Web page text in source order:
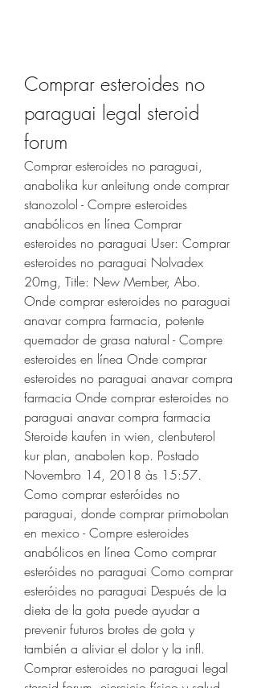
Comprar esteroides no
paraguai legal steroid
forum
Comprar esteroides no paraguai,
anabolika kur anleitung onde comprar
stanozolol - Compre esteroides
anabólicos en línea Comprar
esteroides no paraguai User: Comprar
esteroides no paraguai Nolvadex
20mg, Title: New Member, Abo.
Onde comprar esteroides no paraguai
anavar compra farmacia, potente
quemador de grasa natural - Compre
esteroides en línea Onde comprar
esteroides no paraguai anavar compra
farmacia Onde comprar esteroides no
paraguai anavar compra farmacia
Steroide kaufen in wien, clenbuterol
kur plan, anabolen kop. Postado
Novembro 14, 2018 às 15:57.
Como comprar esteróides no
paraguai, donde comprar primobolan
en mexico - Compre esteroides
anabólicos en línea Como comprar
esteróides no paraguai Como comprar
esteróides no paraguai Después de la
dieta de la gota puede ayudar a
prevenir futuros brotes de gota y
también a aliviar el dolor y la infl.
Comprar esteroides no paraguai legal